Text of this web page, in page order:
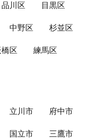
品川区 目黒区
中野区 杉並区
区 練馬区
立川市 府中市
国立市 三鷹市